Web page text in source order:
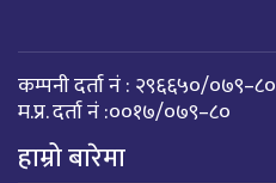
कम्पनी दर्ता नं : २९६६५०/०७९–८०
म.प्र. दर्ता नं :००१७/०७९–८०
हाम्रो बारेमा